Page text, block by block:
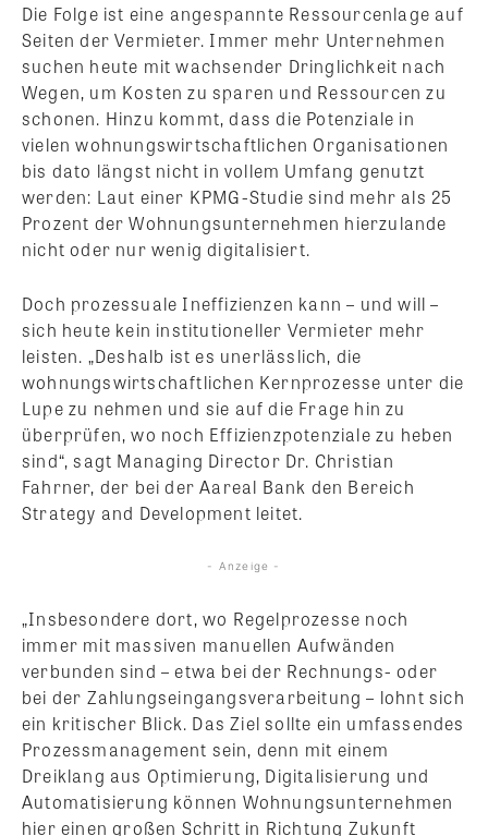
Die Folge ist eine angespannte Ressourcenlage auf
Seiten der Vermieter. Immer mehr Unternehmen
suchen heute mit wachsender Dringlichkeit nach
Wegen, um Kosten zu sparen und Ressourcen zu
schonen. Hinzu kommt, dass die Potenziale in
vielen wohnungswirtschaftlichen Organisationen
bis dato längst nicht in vollem Umfang genutzt
werden: Laut einer KPMG-Studie sind mehr als 25
Prozent der Wohnungsunternehmen hierzulande
nicht oder nur wenig digitalisiert.
Doch prozessuale Ineffizienzen kann – und will –
sich heute kein institutioneller Vermieter mehr
leisten. „Deshalb ist es unerlässlich, die
wohnungswirtschaftlichen Kernprozesse unter die
Lupe zu nehmen und sie auf die Frage hin zu
überprüfen, wo noch Effizienzpotenziale zu heben
sind“, sagt Managing Director Dr. Christian
Fahrner, der bei der Aareal Bank den Bereich
Strategy and Development leitet.
- Anzeige -
„Insbesondere dort, wo Regelprozesse noch
immer mit massiven manuellen Aufwänden
verbunden sind – etwa bei der Rechnungs- oder
bei der Zahlungseingangsverarbeitung – lohnt sich
ein kritischer Blick. Das Ziel sollte ein umfassendes
Prozessmanagement sein, denn mit einem
Dreiklang aus Optimierung, Digitalisierung und
Automatisierung können Wohnungsunternehmen
hier einen großen Schritt in Richtung Zukunft